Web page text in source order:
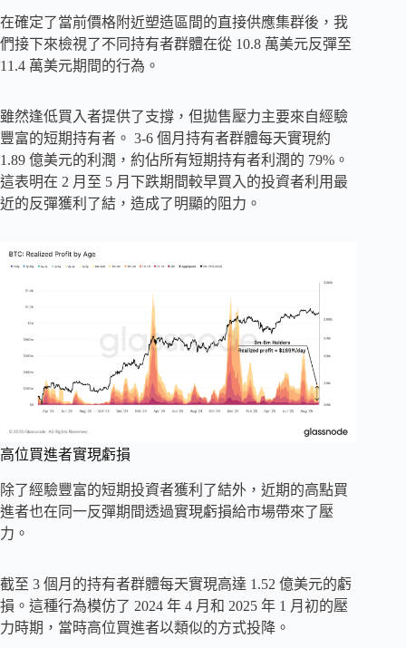
在確定了當前價格附近塑造區間的直接供應集群後，我
們接下來檢視了不同持有者群體在從 10.8 萬美元反彈至
11.4 萬美元期間的行為。
雖然逢低買入者提供了支撐，但拋售壓力主要來自經驗
豐富的短期持有者。 3-6 個月持有者群體每天實現約
1.89 億美元的利潤，約佔所有短期持有者利潤的 79%。
這表明在 2 月至 5 月下跌期間較早買入的投資者利用最
近的反彈獲利了結，造成了明顯的阻力。
高位買進者實現虧損
除了經驗豐富的短期投資者獲利了結外，近期的高點買
進者也在同一反彈期間透過實現虧損給市場帶來了壓
力。
截至 3 個月的持有者群體每天實現高達 1.52 億美元的虧
損。這種行為模仿了 2024 年 4 月和 2025 年 1 月初的壓
力時期，當時高位買進者以類似的方式投降。